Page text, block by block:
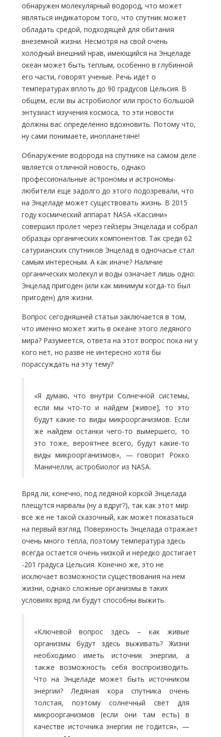
обнаружен молекулярный водород, что может
являться индикатором того, что спутник может
обладать средой, подходящей для обитания
внеземной жизни. Несмотря на свой очень
холодный внешний нрав, имеющийся на Энцеладе
океан может быть теплым, особенно в глубинной
его части, говорят ученые. Речь идет о
температурах вплоть до 90 градусов Цельсия. В
общем, если вы астробиолог или просто большой
энтузиаст изучения космоса, то эти новости
должны вас определенно вдохновить. Потому что,
ну сами понимаете, инопланетяне!
Обнаружение водорода на спутнике на самом деле
является отличной новость, однако
профессиональные астрономы и астрономы-
любители еще задолго до этого подозревали, что
на Энцеладе может существовать жизнь. В 2015
году космический аппарат NASA «Кассини»
совершил пролет через гейзеры Энцелада и собрал
образцы органических компонентов. Так среди 62
сатурианских спутников Энцелад в одночасье стал
самым интересным. А как иначе? Наличие
органических молекул и воды означает лишь одно:
Энцелад пригоден (или как минимум когда-то был
пригоден) для жизни.
Вопрос сегодняшней статьи заключается в том,
что именно может жить в океане этого ледяного
мира? Разумеется, ответа на этот вопрос пока ни у
кого нет, но разве не интересно хотя бы
порассуждать на эту тему?
«Я думаю, что внутри Солнечной системы,
если мы что-то и найдем [живое], то это
будут какие-то виды микроорганизмов. Если
же найдем останки чего-то вымершего, то
это тоже, вероятнее всего, будут какие-то
виды микроорганизмов», — говорит Рокко
Маничелли, астробиолог из NASA.
Вряд ли, конечно, под ледяной коркой Энцелада
плещутся нарвалы (ну а вдруг?), так как этот мир
все же не такой сказочный, как может показаться
на первый взгляд. Поверхность Энцелада отражает
очень много тепла, поэтому температура здесь
всегда остается очень низкой и нередко достигает
-201 градуса Цельсия. Конечно же, это не
исключает возможности существования на нем
жизни, однако сложные организмы в таких
условиях вряд ли будут способны выжить.
«Ключевой вопрос здесь – как живые
организмы будут здесь выживать? Жизни
необходимо иметь источник энергии, а
также возможность себя воспроизводить.
Что на Энцеладе может быть источником
энергии? Ледяная кора спутника очень
толстая, поэтому солнечный свет для
микроорганизмов (если они там есть) в
качестве источника энергии не годится», —